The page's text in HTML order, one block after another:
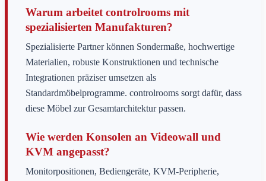
Warum arbeitet controlrooms mit
spezialisierten Manufakturen?
Spezialisierte Partner können Sondermaße, hochwertige
Materialien, robuste Konstruktionen und technische
Integrationen präziser umsetzen als
Standardmöbelprogramme. controlrooms sorgt dafür, dass
diese Möbel zur Gesamtarchitektur passen.
Wie werden Konsolen an Videowall und
KVM angepasst?
Monitorpositionen, Bediengeräte, KVM-Peripherie,